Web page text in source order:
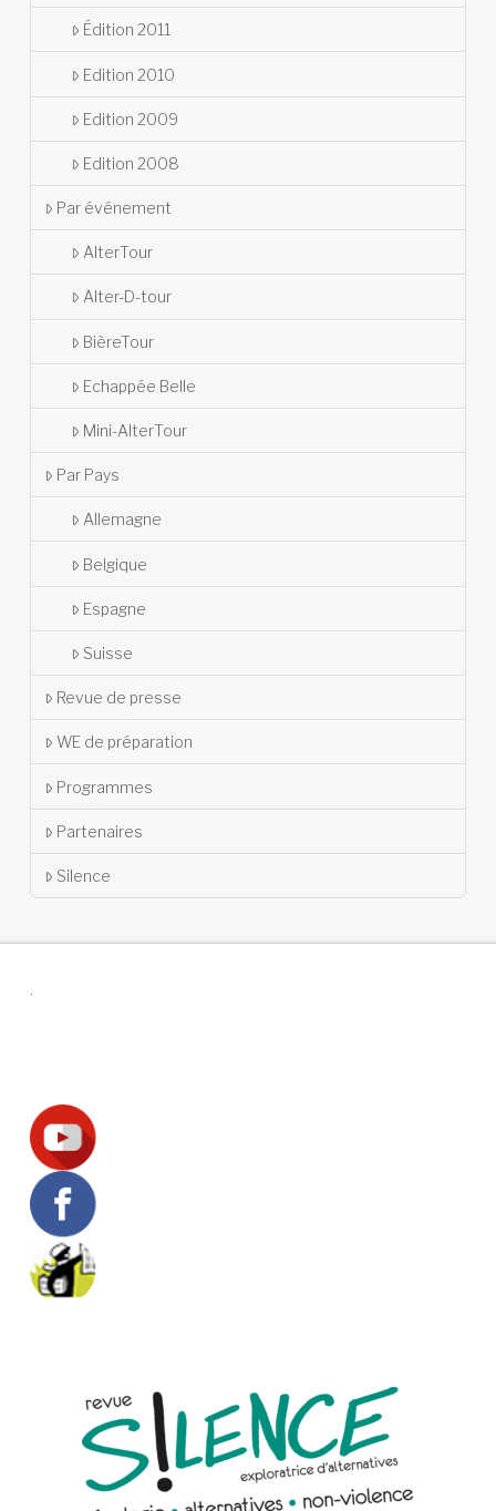
Édition 2011
Edition 2010
Edition 2009
Edition 2008
Par événement
AlterTour
Alter-D-tour
BièreTour
Echappée Belle
Mini-AlterTour
Par Pays
Allemagne
Belgique
Espagne
Suisse
Revue de presse
WE de préparation
Programmes
Partenaires
Silence